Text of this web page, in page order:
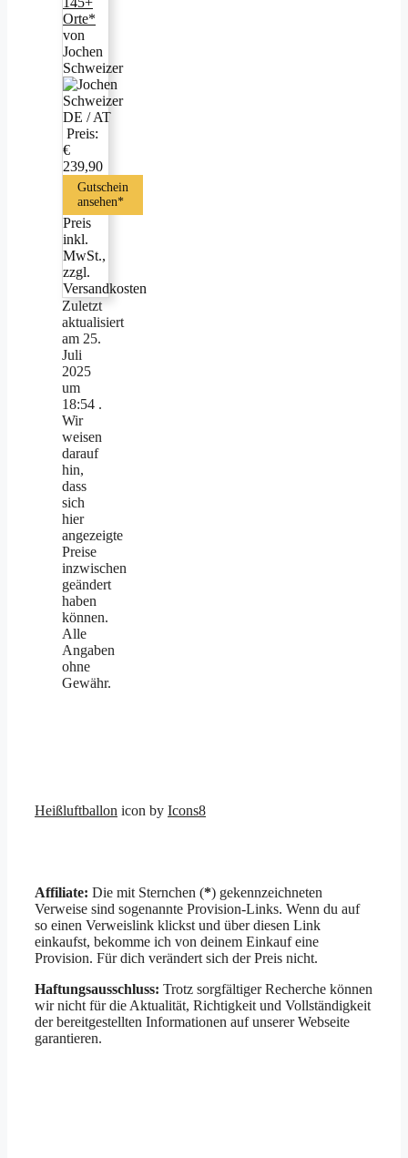
Orte*
von
Jochen
Schweizer
Preis:
€
239,90
Gutschein
ansehen*
Preis
inkl.
MwSt.,
zzgl.
Versandkosten
Zuletzt
aktualisiert
am 25.
Juli
2025
um
18:54 .
Wir
weisen
darauf
hin,
dass
sich
hier
angezeigte
Preise
inzwischen
geändert
haben
können.
Alle
Angaben
ohne
Gewähr.
Heißluftballon icon by Icons8
Affiliate: Die mit Sternchen (*) gekennzeichneten
Verweise sind sogenannte Provision-Links. Wenn du auf
so einen Verweislink klickst und über diesen Link
einkaufst, bekomme ich von deinem Einkauf eine
Provision. Für dich verändert sich der Preis nicht.
Haftungsausschluss: Trotz sorgfältiger Recherche können
wir nicht für die Aktualität, Richtigkeit und Vollständigkeit
der bereitgestellten Informationen auf unserer Webseite
garantieren.